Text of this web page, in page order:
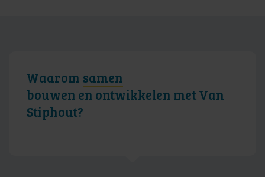
Waarom samen
bouwen en ontwikkelen met Van
Stiphout?